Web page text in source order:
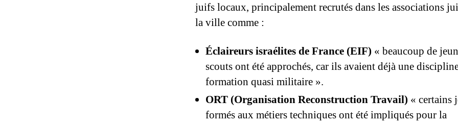
juifs locaux, principalement recrutés dans les associations
la ville comme :
Éclaireurs israélites de France (EIF) « beaucoup de
scouts ont été approchés, car ils avaient déjà une
formation quasi militaire ».
ORT (Organisation Reconstruction Travail) « certains
formés aux métiers techniques ont été impliqués pour la